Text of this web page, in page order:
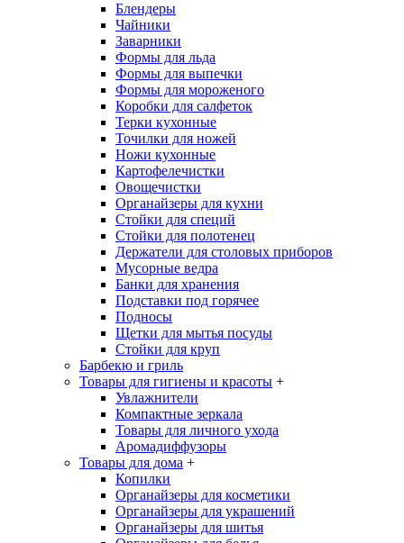
Блендеры
Чайники
Заварники
Формы для льда
Формы для выпечки
Формы для мороженого
Коробки для салфеток
Терки кухонные
Точилки для ножей
Ножи кухонные
Картофелечистки
Овощечистки
Органайзеры для кухни
Стойки для специй
Стойки для полотенец
Держатели для столовых приборов
Мусорные ведра
Банки для хранения
Подставки под горячее
Подносы
Щетки для мытья посуды
Стойки для круп
Барбекю и гриль
Товары для гигиены и красоты +
Увлажнители
Компактные зеркала
Товары для личного ухода
Аромадиффузоры
Товары для дома +
Копилки
Органайзеры для косметики
Органайзеры для украшений
Органайзеры для шитья